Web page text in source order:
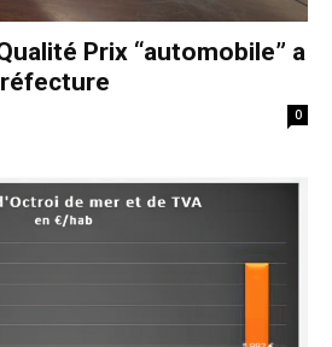
Prix “automobile” a
0